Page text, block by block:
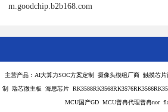
m.goodchip.b2b168.com
主营产品：AI大算力SOC方案定制 摄像头模组厂商 触摸芯
制 瑞芯微主板 海思芯片
MCU国产GD MCU普冉代理普冉nor